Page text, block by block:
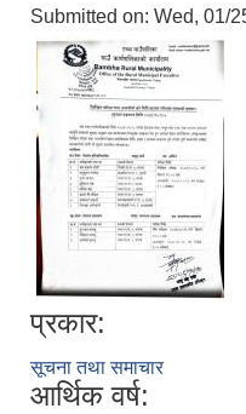
Submitted on: Wed, 01/
प्रकार:
सूचना तथा समाचार
आर्थिक वर्ष: